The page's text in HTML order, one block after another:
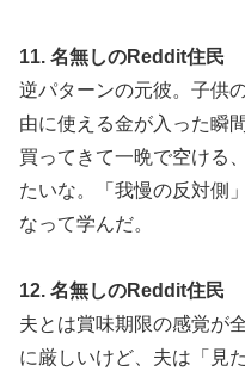
11. 名無しのReddit住民
逆パターンの元彼。子供
由に使える金が入った瞬
買ってきて一晩で空ける
たいな。「我慢の反対側
なって学んだ。
12. 名無しのReddit住民
夫とは賞味期限の感覚が
に厳しいけど、夫は「見